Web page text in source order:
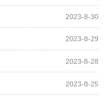
2023-8-30
2023-8-29
2023-8-28
2023-8-25